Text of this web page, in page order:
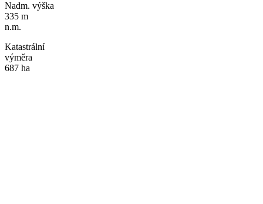
Nadm. výška
335 m
n.m.
Katastrální
výměra
687 ha